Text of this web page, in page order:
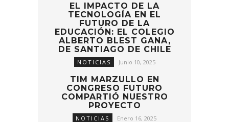
EL IMPACTO DE LA
TECNOLOGÍA EN EL
FUTURO DE LA
EDUCACIÓN: EL COLEGIO
ALBERTO BLEST GANA,
DE SANTIAGO DE CHILE
NOTICIAS Junio 10, 2025
TIM MARZULLO EN
CONGRESO FUTURO
COMPARTIÓ NUESTRO
PROYECTO
NOTICIAS Enero 16, 2025